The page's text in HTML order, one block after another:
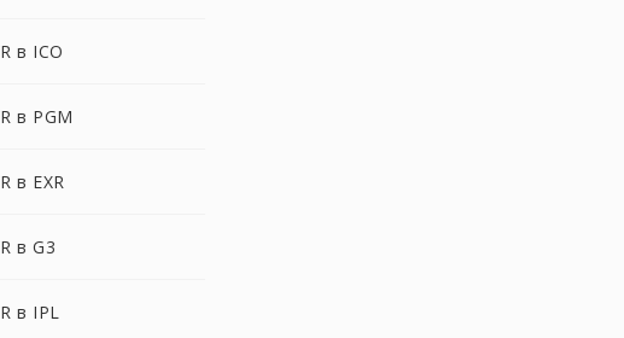
в ICO
в PGM
в EXR
в G3
в IPL